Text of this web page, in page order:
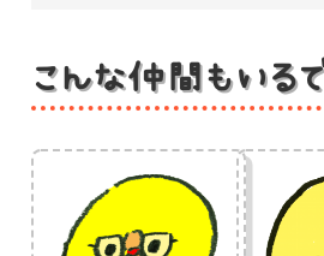
こんな仲間もいる